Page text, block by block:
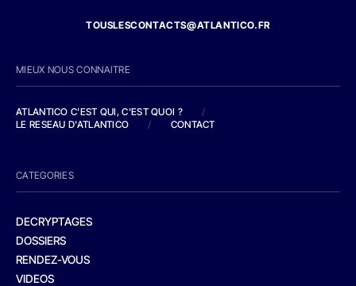
TOUSLESCONTACTS@ATLANTICO.FR
MIEUX NOUS CONNAITRE
ATLANTICO C'EST QUI, C'EST QUOI ?
/
LE RESEAU D'ATLANTICO
/ CONTACT
CATEGORIES
DECRYPTAGES
DOSSIERS
RENDEZ-VOUS
VIDEOS